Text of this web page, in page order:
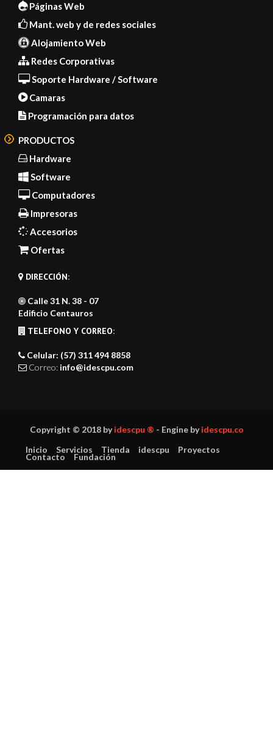
Páginas Web
Mant. web y de redes sociales
Alojamiento Web
Redes Corporativas
Soporte Hardware / Software
Camaras
Programación para datos
PRODUCTOS
Hardware
Software
Computadores
Impresoras
Accesorios
Ofertas
DIRECCIÓN:
Calle 31 N. 38 - 07
Edificio Centauros
TELEFONO Y CORREO:
Celular: (57) 311 494 8858
Correo: info@idescpu.com
Copyright © 2018 byidescpu ® - Engine byidescpu.co
Inicio
Servicios Tienda idescpu Proyectos
Contacto Fundación